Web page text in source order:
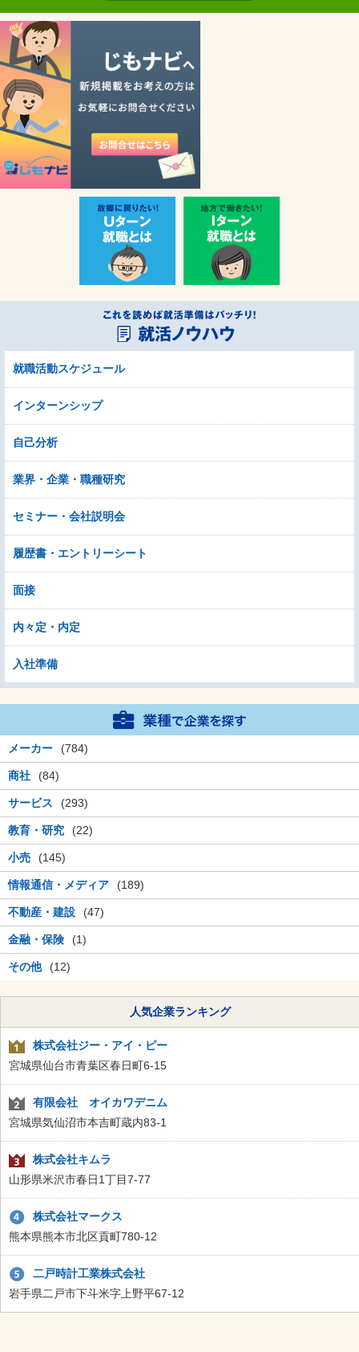
就職活動スケジュール
インターンシップ
自己分析
業界・企業・職種研究
セミナー・会社説明会
履歴書・エントリーシート
面接
内々定・内定
入社準備
メーカー (784)
商社 (84)
サービス (293)
教育・研究 (22)
小売 (145)
情報通信・メディア (189)
不動産・建設 (47)
金融・保険 (1)
その他 (12)
人気企業ランキング
株式会社ジー・アイ・ピー
宮城県仙台市青葉区春日町6-15
有限会社 オイカワデニム
宮城県気仙沼市本吉町蔵内83-1
株式会社キムラ
山形県米沢市春日1丁目7-77
株式会社マークス
熊本県熊本市北区貢町780-12
二戸時計工業株式会社
岩手県二戸市下斗米字上野平67-12